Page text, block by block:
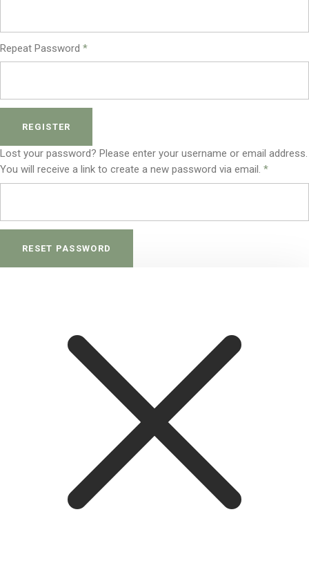
Repeat Password *
REGISTER
Lost your password? Please enter your username or email address.
You will receive a link to create a new password via email. *
RESET PASSWORD